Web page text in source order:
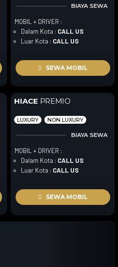
BIAYA SEWA
MOBIL + DRIVER :
Dalam Kota : CALL US
Luar Kota : CALL US
SEWA MOBIL
HIACE PREMIO
LUXURY NON LUXURY
BIAYA SEWA
MOBIL + DRIVER :
Dalam Kota : CALL US
Luar Kota : CALL US
SEWA MOBIL